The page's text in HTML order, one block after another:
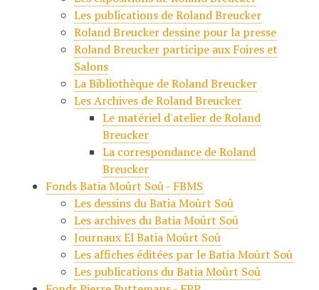
Les publications de Roland Breucker
Roland Breucker dessine pour la presse
Roland Breucker participe aux Foires et
Salons
La Bibliothèque de Roland Breucker
Les Archives de Roland Breucker
Le matériel d'atelier de Roland
Breucker
La correspondance de Roland
Breucker
Fonds Batia Moûrt Soû - FBMS
Les dessins du Batia Moûrt Soû
Les archives du Batia Moûrt Soû
Journaux El Batia Moûrt Soû
Les affiches éditées par le Batia Moûrt Soû
Les publications du Batia Moûrt Soû